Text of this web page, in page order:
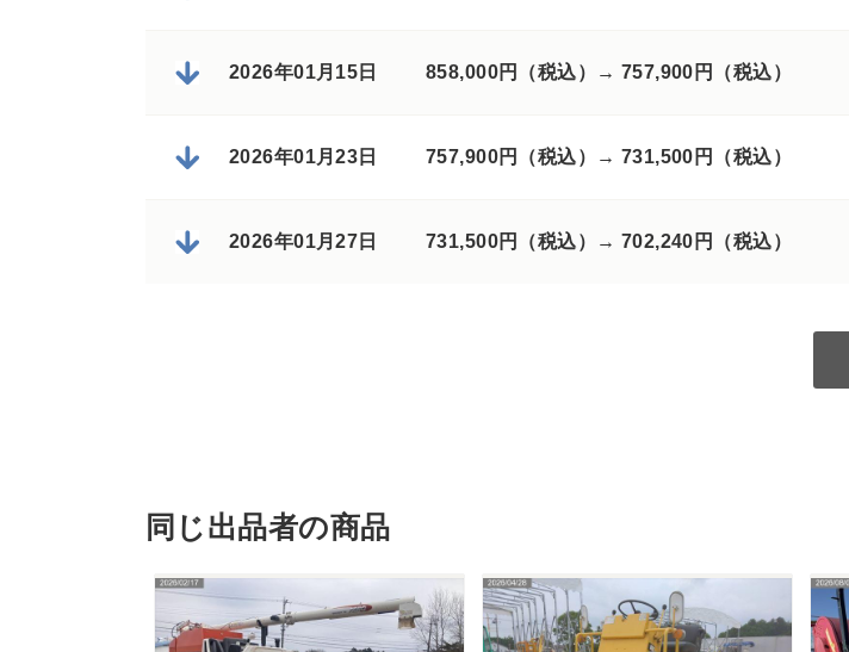
2026年01月15日 858,000円（税込）→ 757,900円（税込）
2026年01月23日 757,900円（税込）→ 731,500円（税込）
2026年01月27日 731,500円（税込）→ 702,240円（税込）
同じ出品者の商品